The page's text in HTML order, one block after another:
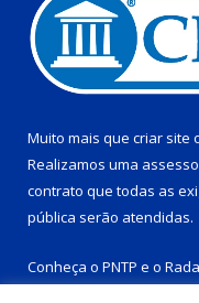
Muito mais que criar site
Realizamos uma
contrato que todas as
pública serão atendidas.
Conheça o PNTP e o